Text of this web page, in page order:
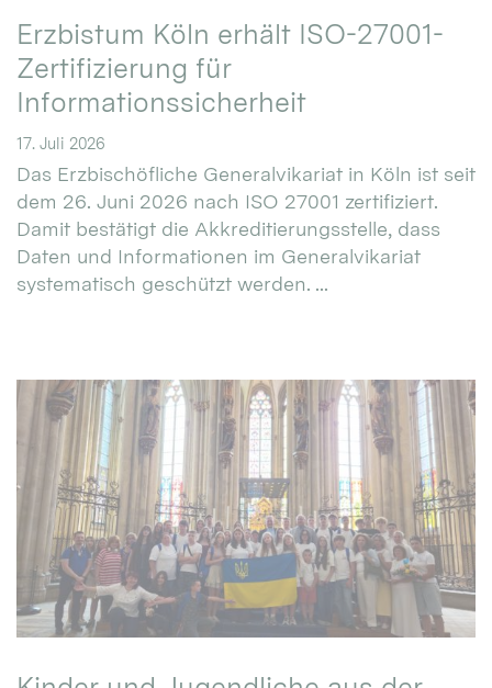
Erzbistum Köln erhält ISO-27001-
Zertifizierung für
Informationssicherheit
17. Juli 2026
Das Erzbischöfliche Generalvikariat in Köln ist seit
dem 26. Juni 2026 nach ISO 27001 zertifiziert.
Damit bestätigt die Akkreditierungsstelle, dass
Daten und Informationen im Generalvikariat
systematisch geschützt werden. ...